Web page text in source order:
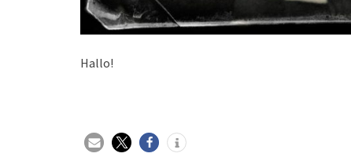
Hallo!